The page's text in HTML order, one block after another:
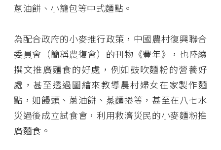
蔥油餅、小籠包等中式麵點。
為配合政府的小麥推行政策，中國農村復興聯合
委員會（簡稱農復會）的刊物《豐年》，也陸續
撰文推廣麵食的好處，例如鼓吹麵粉的營養好
處，甚至透過圖繪來教導農村婦女在家製作麵
點，如饅頭、蔥油餅、蒸麵捲等，甚至在八七水
災過後成立試食會，利用救濟災民的小麥麵粉推
廣麵食。